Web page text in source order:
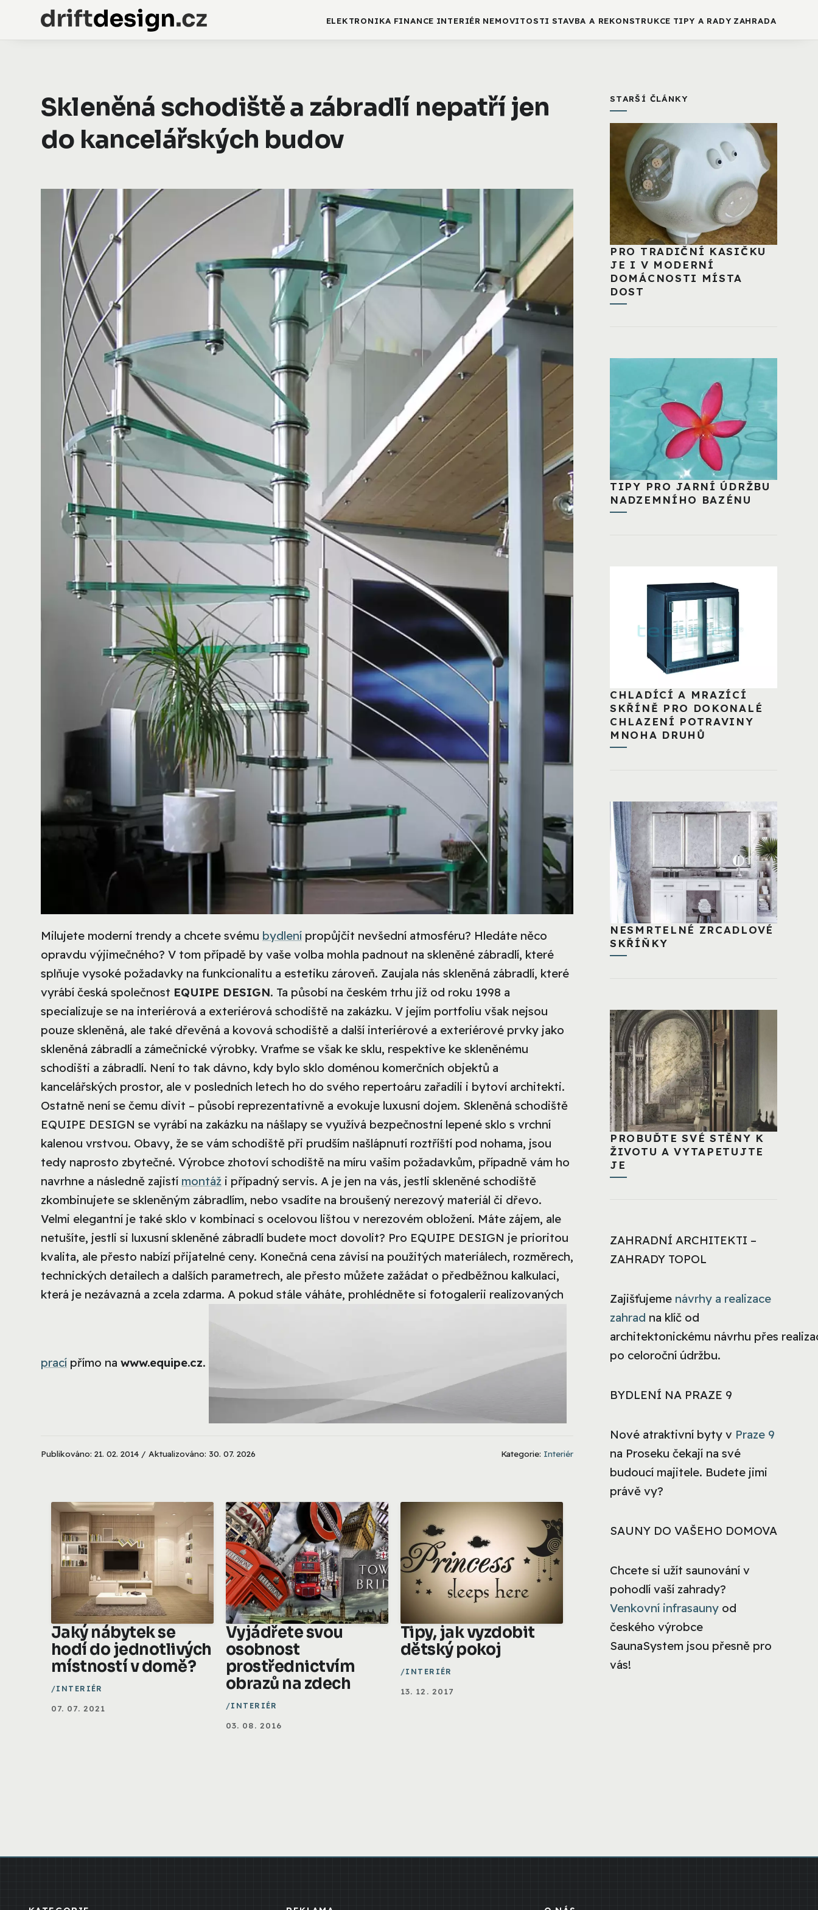
ELEKTRONIKA FINANCE INTERIÉR NEMOVITOSTI STAVBA A REKONSTRUKCE TIPY A RADY ZAHRADA
Skleněná schodiště a zábradlí nepatří jen
do kancelářských budov
Milujete moderní trendy a chcete svému bydlení propůjčit nevšední atmosféru? Hledáte něco
opravdu výjimečného? V tom případě by vaše volba mohla padnout na skleněné zábradlí, které
splňuje vysoké požadavky na funkcionalitu a estetiku zároveň. Zaujala nás skleněná zábradlí, které
vyrábí česká společnost EQUIPE DESIGN. Ta působí na českém trhu již od roku 1998 a
specializuje se na interiérová a exteriérová schodiště na zakázku. V jejím portfoliu však nejsou
pouze skleněná, ale také dřevěná a kovová schodiště a další interiérové a exteriérové prvky jako
skleněná zábradlí a zámečnické výrobky. Vraťme se však ke sklu, respektive ke skleněnému
schodišti a zábradlí. Není to tak dávno, kdy bylo sklo doménou komerčních objektů a
kancelářských prostor, ale v posledních letech ho do svého repertoáru zařadili i bytoví architekti.
Ostatně není se čemu divit – působí reprezentativně a evokuje luxusní dojem. Skleněná schodiště
EQUIPE DESIGN se vyrábí na zakázku na nášlapy se využívá bezpečnostní lepené sklo s vrchní
kalenou vrstvou. Obavy, že se vám schodiště při prudším našlápnutí roztříští pod nohama, jsou
tedy naprosto zbytečné. Výrobce zhotoví schodiště na míru vašim požadavkům, případně vám ho
navrhne a následně zajistí montáž i případný servis. A je jen na vás, jestli skleněné schodiště
zkombinujete se skleněným zábradlím, nebo vsadíte na broušený nerezový materiál či dřevo.
Velmi elegantní je také sklo v kombinaci s ocelovou lištou v nerezovém obložení. Máte zájem, ale
netušíte, jestli si luxusní skleněné zábradlí budete moct dovolit? Pro EQUIPE DESIGN je prioritou
kvalita, ale přesto nabízí přijatelné ceny. Konečná cena závisí na použitých materiálech, rozměrech,
technických detailech a dalších parametrech, ale přesto můžete zažádat o předběžnou kalkulaci,
která je nezávazná a zcela zdarma. A pokud stále váháte, prohlédněte si fotogalerii realizovaných
prací přímo na www.equipe.cz.
Publikováno: 21. 02. 2014 / Aktualizováno: 30. 07. 2026 Kategorie: Interiér
Jaký nábytek se
hodí do jednotlivých
místností v domě?
INTERIÉR
07. 07. 2021
Vyjádřete svou
osobnost
prostřednictvím
obrazů na zdech
INTERIÉR
03. 08. 2016
Tipy, jak vyzdobit
dětský pokoj
INTERIÉR
13. 12. 2017
STARŠÍ ČLÁNKY
PRO TRADIČNÍ KASIČKU
JE I V MODERNÍ
DOMÁCNOSTI MÍSTA
DOST
TIPY PRO JARNÍ ÚDRŽBU
NADZEMNÍHO BAZÉNU
CHLADÍCÍ A MRAZÍCÍ
SKŘÍNĚ PRO DOKONALÉ
CHLAZENÍ POTRAVINY
MNOHA DRUHŮ
NESMRTELNÉ ZRCADLOVÉ
SKŘÍŇKY
PROBUĎTE SVÉ STĚNY K
ŽIVOTU A VYTAPETUJTE
JE
ZAHRADNÍ ARCHITEKTI –
ZAHRADY TOPOL
Zajišťujeme návrhy a realizace
zahrad na klíč od
architektonickému návrhu přes
po celoroční údržbu.
BYDLENÍ NA PRAZE 9
Nové atraktivní byty v Praze 9
na Proseku čekají na své
budoucí majitele. Budete jimi
právě vy?
SAUNY DO VAŠEHO DOMOVA
Chcete si užít saunování v
pohodlí vaší zahrady?
Venkovní infrasauny od
českého výrobce
SaunaSystem jsou přesně pro
vás!